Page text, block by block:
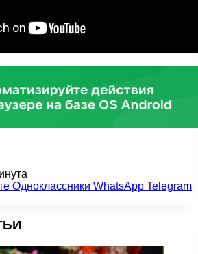
Одноклассники WhatsApp Telegram